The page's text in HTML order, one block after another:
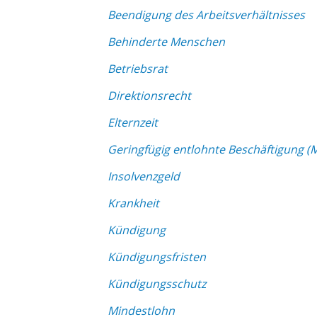
Beendigung des Arbeitsverhältnisses
Behinderte Menschen
Betriebsrat
Direktionsrecht
Elternzeit
Geringfügig entlohnte Beschäftigung
Insolvenzgeld
Krankheit
Kündigung
Kündigungsfristen
Kündigungsschutz
Mindestlohn